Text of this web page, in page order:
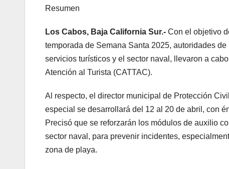
Resumen
Los Cabos, Baja California Sur.- Con el objetivo
temporada de Semana Santa 2025, autoridades
servicios turísticos y el sector naval, llevaron a
Atención al Turista (CATTAC).
Al respecto, el director municipal de Protección
especial se desarrollará del 12 al 20 de abril, con
Precisó que se reforzarán los módulos de auxilio
sector naval, para prevenir incidentes,
zona de playa.